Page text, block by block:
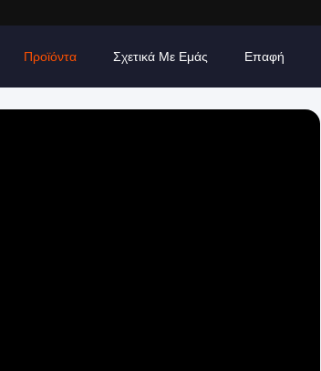
Προϊόντα Σχετικά Με Εμάς Επαφή